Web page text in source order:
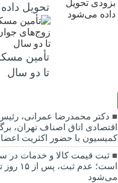
تحویل
تأمین
تا دو سال
دکتر محمدرضا عمرانی،
اقتصادی اتاق اصناف تهران،
کمیسیون با حضور اکثریت اعضا
است؛
می‌شود